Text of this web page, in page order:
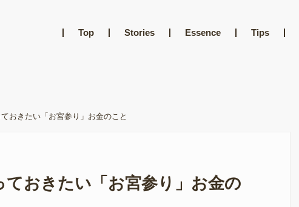
Top Stories Essence Tips
おきたい「お宮参り」お金のこと
おきたい「お宮参り」お金の